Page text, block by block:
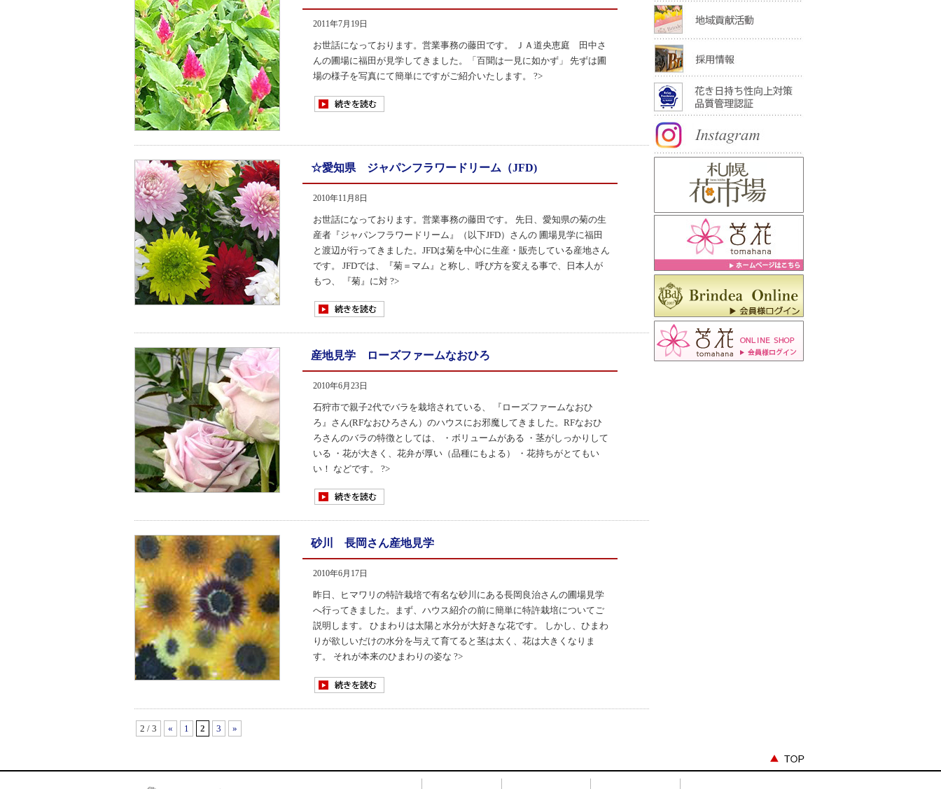
2011年7月19日
お世話になっております。営業事務の藤田です。 ＪＡ道央恵庭 田中さ
んの圃場に福田が見学してきました。「百聞は一見に如かず」 先ずは圃
場の様子を写真にて簡単にですがご紹介いたします。 ?>
☆愛知県 ジャパンフラワードリーム（JFD)
2010年11月8日
お世話になっております。営業事務の藤田です。 先日、愛知県の菊の生
産者『ジャパンフラワードリーム』（以下JFD）さんの 圃場見学に福田
と渡辺が行ってきました。JFDは菊を中心に生産・販売している産地さん
です。 JFDでは、『菊＝マム』と称し、呼び方を変える事で、日本人が
もつ、 『菊』に対 ?>
産地見学 ローズファームなおひろ
2010年6月23日
石狩市で親子2代でバラを栽培されている、 『ローズファームなおひ
ろ』さん(RFなおひろさん）のハウスにお邪魔してきました。RFなおひ
ろさんのバラの特徴としては、 ・ボリュームがある ・茎がしっかりして
いる ・花が大きく、花弁が厚い（品種にもよる） ・花持ちがとてもい
い！ などです。 ?>
砂川 長岡さん産地見学
2010年6月17日
昨日、ヒマワリの特許栽培で有名な砂川にある長岡良治さんの圃場見学
へ行ってきました。まず、ハウス紹介の前に簡単に特許栽培についてご
説明します。 ひまわりは太陽と水分が大好きな花です。 しかし、ひまわ
りが欲しいだけの水分を与えて育てると茎は太く、花は大きくなりま
す。 それが本来のひまわりの姿な ?>
2 / 3 « 1 2 3 »